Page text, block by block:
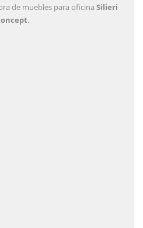
de muebles para oficina Silieri
.